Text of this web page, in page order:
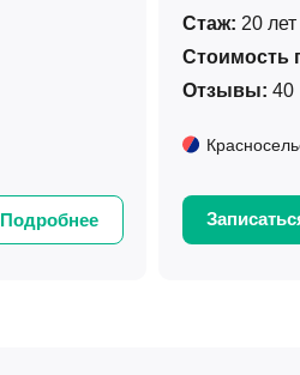
Подробнее
Стаж: 20 лет
Стоимость
Отзывы: 40